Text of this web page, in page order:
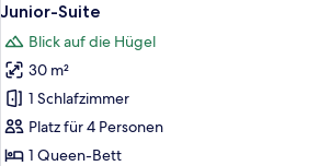
Junior-Suite
Blick auf die Hügel
30 m²
1 Schlafzimmer
Platz für 4 Personen
1 Queen-Bett